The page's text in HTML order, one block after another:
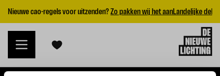
Nieuwe cao-regels voor uitzenden?Zo pakken wij het aanLandelijke